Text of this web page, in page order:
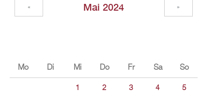
Mai 2024
« »
Mo Di Mi Do Fr Sa So
1 2 3 4 5